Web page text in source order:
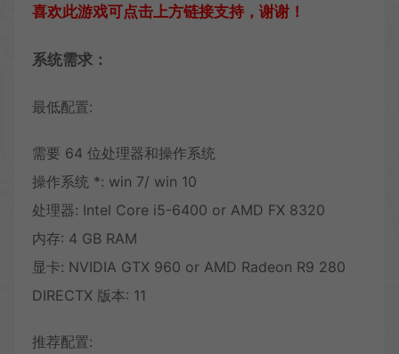
喜欢此游戏可点击上方链接支持，谢谢！
系统需求：
最低配置:
需要 64 位处理器和操作系统
操作系统 *: win 7/ win 10
处理器: Intel Core i5-6400 or AMD FX 8320
内存: 4 GB RAM
显卡: NVIDIA GTX 960 or AMD Radeon R9 280
DIRECTX 版本: 11
推荐配置: